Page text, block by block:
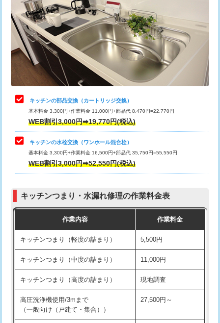
給水管工事※（支持金具設置) 5,500円
給水管工事※（保温材使用（バンド止
め込み）)
5,500円
給水管工事※（土の掘削・埋め戻し作
11,000円
給水管工事※（塩ビ管（VP・HI）使
用/3ｍまで)
給水管工事※（塩ビ管（VP・HI）使
用（追加）/3ｍ超え)
給水管工事※（ライニング鋼管・銅
管・ポリ管・HT管使用/3ｍまで)
44,000円
管・ポリ管・HT管使用/3ｍ超え)
排水管工事（土の掘削・埋め戻し作
11,000円~
排水管工事（排水管工事/3ｍまで） 55,000円
排水管工事（追加 排水管工事/3ｍ超
+11,000円
マス交換（土の掘削・埋め戻し作業）
マス交換（深さ50㎝未満）
カメラ調査 33,000円
桝清掃 8,800円
止水・漏水調査・防水処理・清掃・修
理・調整・分解・加工など（軽作業）
11,000円
止水・漏水調査・防水処理・清掃・修
理・調整・分解・加工など（中作業）
22,000円
止水・漏水調査・防水処理・清掃・修
理・調整・分解・加工など（重作業）
33,000円
お風呂タンク脱着
その他部品の脱着
式・ワンホール）)
交換・取付(排水栓・排水トラップ
22,000円+材料費
持込商品取付（単水栓）
キッチンの部品交換（カートリッジ交換）
基本料金 3,300円+作業料金 11,000円+部品代 8,470円=22,770円
WEB割引3,000円➡19,770円(税込)
キッチンの水栓交換（ワンホール混合栓）
基本料金 3,300円+作業料金 16,500円+部品代 35,750円=55,550円
WEB割引3,000円➡52,550円(税込)
キッチンつまり・水漏れ修理の作業料金表
作業内容 作業料金
キッチンつまり（軽度の詰まり） 5,500円
キッチンつまり（中度の詰まり） 11,000円
キッチンつまり（高度の詰まり） 現地調査
高圧洗浄機使用/3mまで
（一般向け（戸建て・集合））
27,500円～